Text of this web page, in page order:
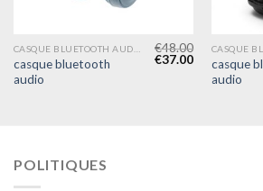
CASQUE BLUETOOTH AUDIO
casque bluetooth
audio
€48.00
€37.00
casque
audio
POLITIQUES